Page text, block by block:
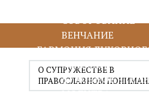
СОБОРОВАНИЕ
ВЕНЧАНИЕ
ГАРМОНИЯ
БЛАГОДАРЕНИЕ
ДУХОВНОЕ
МОЛИТВА
О СУПРУЖЕСТВЕ В
ПРАВОСЛАВНОМ